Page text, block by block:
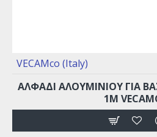
VECAMco (Italy)
ΑΛΦΆΔΙ ΑΛΟΥΜΙΝΊΟΥ ΓΙΑ
1M